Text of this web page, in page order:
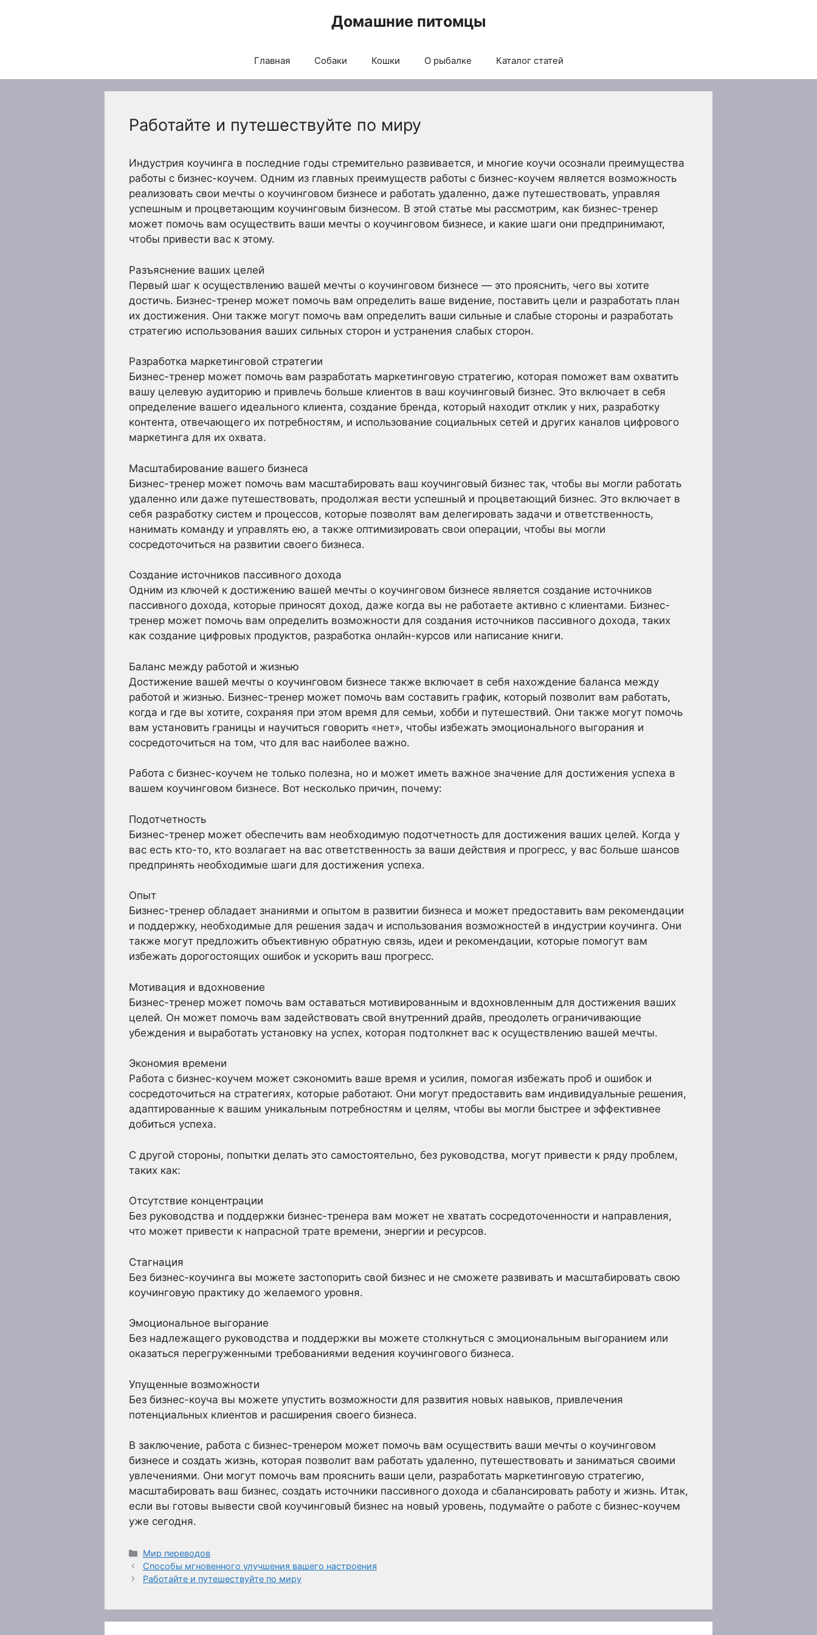
Домашние питомцы
Главная Собаки Кошки О рыбалке Каталог статей
Работайте и путешествуйте по миру
Индустрия коучинга в последние годы стремительно развивается, и многие коучи осознали преимущества
работы с бизнес-коучем. Одним из главных преимуществ работы с бизнес-коучем является возможность
реализовать свои мечты о коучинговом бизнесе и работать удаленно, даже путешествовать, управляя
успешным и процветающим коучинговым бизнесом. В этой статье мы рассмотрим, как бизнес-тренер
может помочь вам осуществить ваши мечты о коучинговом бизнесе, и какие шаги они предпринимают,
чтобы привести вас к этому.
Разъяснение ваших целей
Первый шаг к осуществлению вашей мечты о коучинговом бизнесе — это прояснить, чего вы хотите
достичь. Бизнес-тренер может помочь вам определить ваше видение, поставить цели и разработать план
их достижения. Они также могут помочь вам определить ваши сильные и слабые стороны и разработать
стратегию использования ваших сильных сторон и устранения слабых сторон.
Разработка маркетинговой стратегии
Бизнес-тренер может помочь вам разработать маркетинговую стратегию, которая поможет вам охватить
вашу целевую аудиторию и привлечь больше клиентов в ваш коучинговый бизнес. Это включает в себя
определение вашего идеального клиента, создание бренда, который находит отклик у них, разработку
контента, отвечающего их потребностям, и использование социальных сетей и других каналов цифрового
маркетинга для их охвата.
Масштабирование вашего бизнеса
Бизнес-тренер может помочь вам масштабировать ваш коучинговый бизнес так, чтобы вы могли работать
удаленно или даже путешествовать, продолжая вести успешный и процветающий бизнес. Это включает в
себя разработку систем и процессов, которые позволят вам делегировать задачи и ответственность,
нанимать команду и управлять ею, а также оптимизировать свои операции, чтобы вы могли
сосредоточиться на развитии своего бизнеса.
Создание источников пассивного дохода
Одним из ключей к достижению вашей мечты о коучинговом бизнесе является создание источников
пассивного дохода, которые приносят доход, даже когда вы не работаете активно с клиентами. Бизнес-
тренер может помочь вам определить возможности для создания источников пассивного дохода, таких
как создание цифровых продуктов, разработка онлайн-курсов или написание книги.
Баланс между работой и жизнью
Достижение вашей мечты о коучинговом бизнесе также включает в себя нахождение баланса между
работой и жизнью. Бизнес-тренер может помочь вам составить график, который позволит вам работать,
когда и где вы хотите, сохраняя при этом время для семьи, хобби и путешествий. Они также могут помочь
вам установить границы и научиться говорить «нет», чтобы избежать эмоционального выгорания и
сосредоточиться на том, что для вас наиболее важно.
Работа с бизнес-коучем не только полезна, но и может иметь важное значение для достижения успеха в
вашем коучинговом бизнесе. Вот несколько причин, почему:
Подотчетность
Бизнес-тренер может обеспечить вам необходимую подотчетность для достижения ваших целей. Когда у
вас есть кто-то, кто возлагает на вас ответственность за ваши действия и прогресс, у вас больше шансов
предпринять необходимые шаги для достижения успеха.
Опыт
Бизнес-тренер обладает знаниями и опытом в развитии бизнеса и может предоставить вам рекомендации
и поддержку, необходимые для решения задач и использования возможностей в индустрии коучинга. Они
также могут предложить объективную обратную связь, идеи и рекомендации, которые помогут вам
избежать дорогостоящих ошибок и ускорить ваш прогресс.
Мотивация и вдохновение
Бизнес-тренер может помочь вам оставаться мотивированным и вдохновленным для достижения ваших
целей. Он может помочь вам задействовать свой внутренний драйв, преодолеть ограничивающие
убеждения и выработать установку на успех, которая подтолкнет вас к осуществлению вашей мечты.
Экономия времени
Работа с бизнес-коучем может сэкономить ваше время и усилия, помогая избежать проб и ошибок и
сосредоточиться на стратегиях, которые работают. Они могут предоставить вам индивидуальные решения,
адаптированные к вашим уникальным потребностям и целям, чтобы вы могли быстрее и эффективнее
добиться успеха.
С другой стороны, попытки делать это самостоятельно, без руководства, могут привести к ряду проблем,
таких как:
Отсутствие концентрации
Без руководства и поддержки бизнес-тренера вам может не хватать сосредоточенности и направления,
что может привести к напрасной трате времени, энергии и ресурсов.
Стагнация
Без бизнес-коучинга вы можете застопорить свой бизнес и не сможете развивать и масштабировать свою
коучинговую практику до желаемого уровня.
Эмоциональное выгорание
Без надлежащего руководства и поддержки вы можете столкнуться с эмоциональным выгоранием или
оказаться перегруженными требованиями ведения коучингового бизнеса.
Упущенные возможности
Без бизнес-коуча вы можете упустить возможности для развития новых навыков, привлечения
потенциальных клиентов и расширения своего бизнеса.
В заключение, работа с бизнес-тренером может помочь вам осуществить ваши мечты о коучинговом
бизнесе и создать жизнь, которая позволит вам работать удаленно, путешествовать и заниматься своими
увлечениями. Они могут помочь вам прояснить ваши цели, разработать маркетинговую стратегию,
масштабировать ваш бизнес, создать источники пассивного дохода и сбалансировать работу и жизнь. Итак,
если вы готовы вывести свой коучинговый бизнес на новый уровень, подумайте о работе с бизнес-коучем
уже сегодня.
Рубрики
Мир переводов
Способы мгновенного улучшения вашего настроения
Работайте и путешествуйте по миру